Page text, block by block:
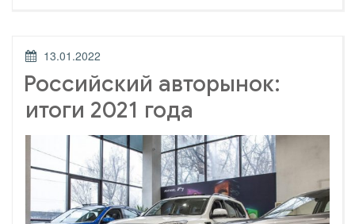
ОПУБЛИКОВАНО
13.01.2022
Российский авторынок:
итоги 2021 года